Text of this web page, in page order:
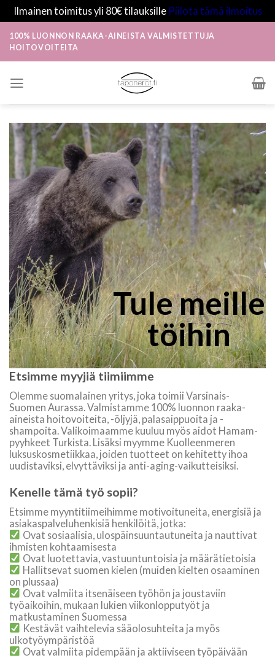
Ilmainen toimitus yli 80€ tilauksille Piilota tämä ilmoitus
content
100% LUONNON RAAKA-AINEISTA VALMISTETTUJA
HOITOVOITEITA
Tule meille
töihin
Etsimme myyjiä tiimiimme
Olemme suomalainen yritys, joka toimii Varsinais-
Suomen Aurassa. Valmistamme 100% luonnon raaka-
aineista hoitovoiteita, -öljyjä, palasaippuoita ja -
shampoita. Valikoimaamme kuuluu myös aidot Hamam-
pyyhkeet Turkista. Lisäksi myymme Kuolleenmeren
luksuskosmetiikkaa, joiden tuotteet on kehitetty ihoa
uudistaviksi, elvyttäviksi ja anti-aging-vaikutteisiksi.
Kenelle tämä työ sopii?
Etsimme myyntitiimeihimme motivoituneita, energisiä ja
asiakaspalveluhenkisiä henkilöitä, jotka:
Ovat sosiaalisia, ulospäinsuuntautuneita ja nauttivat
ihmisten kohtaamisesta
Ovat luotettavia, vastuuntuntoisia ja määrätietoisia
Hallitsevat suomen kielen (muiden kielten osaaminen
on plussaa)
Ovat valmiita itsenäiseen työhön ja joustaviin
työaikoihin, mukaan lukien viikonlopputyöt ja
matkustaminen Suomessa
Kestävät vaihtelevia sääolosuhteita ja myös
ulkotyöympäristöä
Ovat valmiita pidempään ja aktiiviseen työpäivään